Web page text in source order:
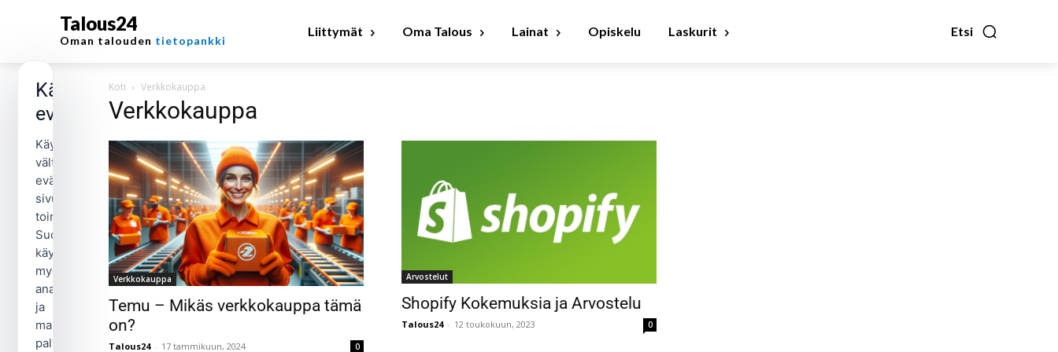
Talous24
Oman talouden tietopankki
Etsi
Liittymät Oma Talous Lainat Opiskelu Laskurit
Koti Verkkokauppa
Verkkokauppa
Verkkokauppa
Temu – Mikäs verkkokauppa tämä
on?
Talous24 - 17 tammikuun, 2024 0
Arvostelut
Shopify Kokemuksia ja Arvostelu
Talous24 - 12 toukokuun, 2023 0
Käytämme
evästeitä
Käytämme
välttämättömiä
evästeitä
sivuston
toimintaan.
Suostumuksellasi
käytämme
myös
analytiikka-
ja
markkinointievästeitä
palvelun